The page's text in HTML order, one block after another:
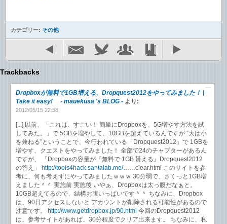
カテゴリー: その他
Trackbacks
Dropboxが無料で1GB増える、Dropquest2012をやってみました！ |
Take it easy! - mauekusa 's BLOG - より:
2012/05/15 22:58
[...] 以前、「これは、すごい！ 簡単にDropboxを、5G増やす方法を試
してみた。」で 5GBを増やして、10GBを超えているんですが ”大は小
を兼ねる”ということで、今行われている「Dropquest2012」で 1GBを
増やす、クエストをやってみました！ 全部で24のチャプターがあるん
ですが、 「Dropboxの容量が『無料で 1GB 貰える』Dropquest2012
の答え」 http://tools4hack.santalab.me/……clear.html このサイトを参
考に、何も考えずにやってみましたｗｗｗ 30分弱で、さくっと1GB増
えました＾＾ 実施前 実施後 いやぁ、Dropboxは太っ腹だなぁと。
10GB超えてるので、結構お腹いっぱいです＾＾ ちなみに、Dropbox
は、90日アクセスしないと アカウントが削除される可能性があるので
注意です。 http://www.getdropbox.jp/90.html 今回のDropquest2012
は、参考サイトがあれば、30分程度でクリア出来ます。 ちなみに、私